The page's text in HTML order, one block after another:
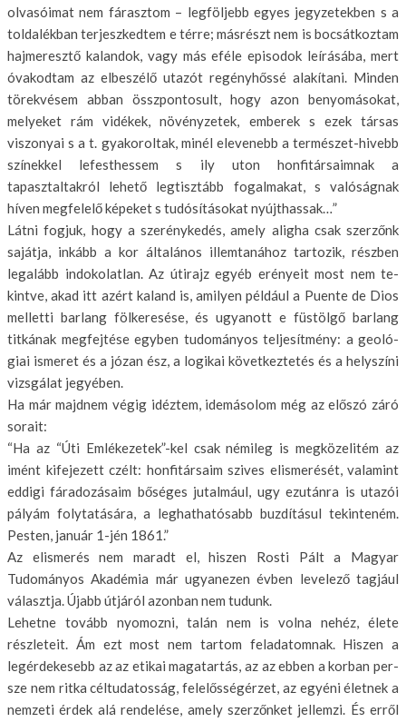
olvasóimat nem fárasz­tom – legföljebb egyes jegyzetekben s a
toldalékban terjeszkedtem e térre; másrészt nem is bocsátkoztam
hajme­resztő kalandok, vagy más eféle episodok leírásába, mert
óvakodtam az el­beszélő utazót regényhőssé alakítani. Minden
törekvésem abban összponto­sult, hogy azon benyomásokat,
melye­ket rám vidékek, növényzetek, embe­rek s ezek társas
viszonyai s a t. gyako­roltak, minél elevenebb a természet-hivebb
színekkel lefesthessem s ily uton honfitársaimnak a
tapasztaltakról lehe­tő legtisztább fogalmakat, s valóság­nak
híven megfelelő képeket s tudósí­tásokat nyújthassak…”
Látni fogjuk, hogy a szerénykedés, amely aligha csak szerzőnk
sajátja, in­kább a kor általános illemtanához tar­tozik, részben
legalább indokolatlan. Az útirajz egyéb erényeit most nem te­
kintve, akad itt azért kaland is, ami­lyen például a Puente de Dios
melletti barlang fölkeresése, és ugyanott e füs­tölgő barlang
titkának megfejtése egy­ben tudományos teljesítmény: a geoló­
giai ismeret és a józan ész, a logikai következtetés és a helyszíni
vizsgálat jegyében.
Ha már majdnem végig idéztem, ide­másolom még az előszó záró
sorait:
“Ha az “Úti Emlékezetek”-kel csak némileg is megközelitém az
imént kife­jezett czélt: honfitársaim szives elisme­rését, valamint
eddigi fáradozásaim bőséges jutalmául, ugy ezutánra is uta­zói
pályám folytatására, a leghathatósabb buzdításul tekinteném.
Pesten, ja­nuár 1-jén 1861.”
Az elismerés nem maradt el, hiszen Rosti Pált a Magyar
Tudományos Aka­démia már ugyanezen évben levelező tagjául
választja. Újabb útjáról azon­ban nem tudunk.
Lehetne tovább nyomozni, talán nem is volna nehéz, élete
részleteit. Ám ezt most nem tartom feladatomnak. Hiszen a
legérdekesebb az az etikai magatartás, az az ebben a korban per­
sze nem ritka céltudatosság, felelősségérzet, az egyéni életnek a
nemzeti ér­dek alá rendelése, amely szerzőnket jellemzi. És erről